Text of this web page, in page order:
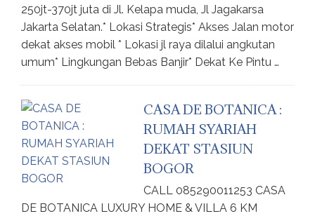
250jt-370jt juta di Jl. Kelapa muda, Jl Jagakarsa
Jakarta Selatan.* Lokasi Strategis* Akses Jalan motor
dekat akses mobil * Lokasi jl raya dilalui angkutan
umum* Lingkungan Bebas Banjir* Dekat Ke Pintu …
CASA DE BOTANICA :
RUMAH SYARIAH
DEKAT STASIUN
BOGOR
CALL 085290011253 CASA
DE BOTANICA LUXURY HOME & VILLA 6 KM